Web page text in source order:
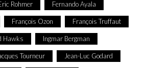
Rohmer Fernando Ayala
François Ozon François Truffaut
Hawks Ingmar Bergman
Tourneur Jean-Luc Godard